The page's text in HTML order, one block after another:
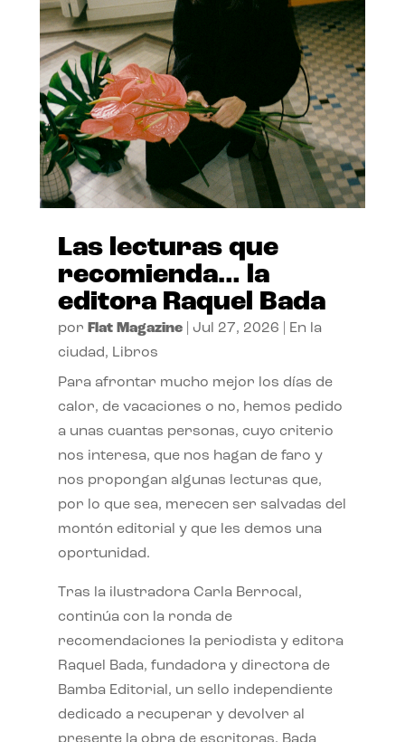
Las lecturas que
recomienda… la
editora Raquel Bada
por Flat Magazine| Jul 27, 2026
En la
ciudad, Libros
Para afrontar mucho mejor los días de
calor, de vacaciones o no, hemos pedido
a unas cuantas personas, cuyo criterio
nos interesa, que nos hagan de faro y
nos propongan algunas lecturas que,
por lo que sea, merecen ser salvadas del
montón editorial y que les demos una
oportunidad.
Tras la ilustradora Carla Berrocal,
continúa con la ronda de
recomendaciones la periodista y editora
Raquel Bada, fundadora y directora de
Bamba Editorial, un sello independiente
dedicado a recuperar y devolver al